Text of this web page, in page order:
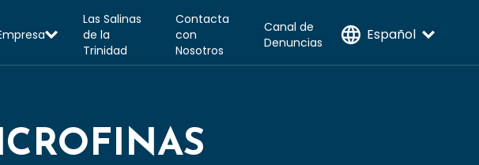
Las Salinas
de la
Trinidad
Contacta
con
Nosotros
Canal de
Denuncias
Español